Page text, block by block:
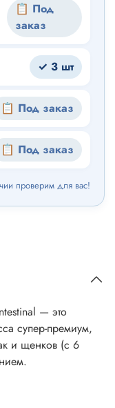
📋 Под
заказ
✓ 3 шт
📋 Под заказ
📋 Под заказ
проверим для вас!
— это
супер-премиум,
и щенков (с 6